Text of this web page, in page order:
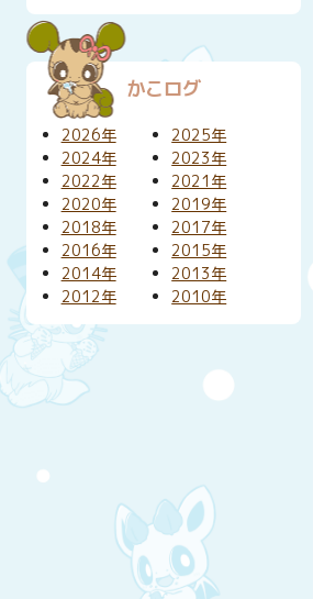
かこログ
2026年
2025年
2024年
2023年
2022年
2021年
2020年
2019年
2018年
2017年
2016年
2015年
2014年
2013年
2012年
2010年